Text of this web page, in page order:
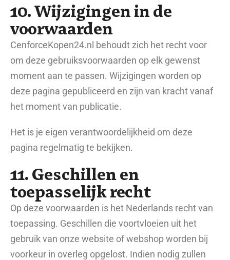
10. Wijzigingen in de
voorwaarden
CenforceKopen24.nl behoudt zich het recht voor
om deze gebruiksvoorwaarden op elk gewenst
moment aan te passen. Wijzigingen worden op
deze pagina gepubliceerd en zijn van kracht vanaf
het moment van publicatie.
Het is je eigen verantwoordelijkheid om deze
pagina regelmatig te bekijken.
11. Geschillen en
toepasselijk recht
Op deze voorwaarden is het Nederlands recht van
toepassing. Geschillen die voortvloeien uit het
gebruik van onze website of webshop worden bij
voorkeur in overleg opgelost. Indien nodig zullen